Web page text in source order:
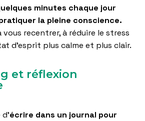
minutes chaque jour
la pleine conscience.
vous recentrer, à réduire le stress
d’esprit plus calme et plus clair.
et réflexion
écrire dans un journal pour